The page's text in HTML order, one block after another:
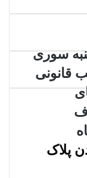
سوری
قانونی
پلاک